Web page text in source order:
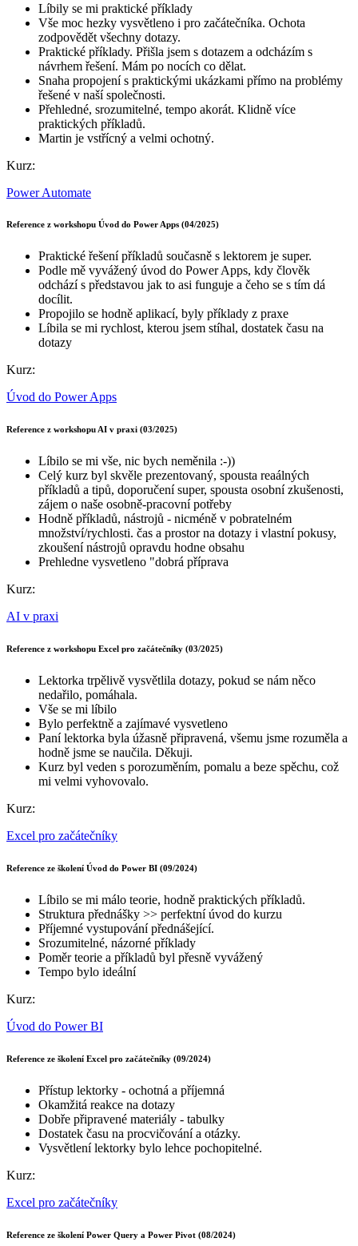
Líbily se mi praktické příklady
Vše moc hezky vysvětleno i pro začátečníka. Ochota
zodpovědět všechny dotazy.
Praktické příklady. Přišla jsem s dotazem a odcházím s
návrhem řešení. Mám po nocích co dělat.
Snaha propojení s praktickými ukázkami přímo na problémy
řešené v naší společnosti.
Přehledné, srozumitelné, tempo akorát. Klidně více
praktických příkladů.
Martin je vstřícný a velmi ochotný.
Kurz:
Power Automate
Reference z workshopu Úvod do Power Apps (04/2025)
Praktické řešení příkladů současně s lektorem je super.
Podle mě vyvážený úvod do Power Apps, kdy člověk
odchází s představou jak to asi funguje a čeho se s tím dá
docílit.
Propojilo se hodně aplikací, byly příklady z praxe
Líbila se mi rychlost, kterou jsem stíhal, dostatek času na
dotazy
Kurz:
Úvod do Power Apps
Reference z workshopu AI v praxi (03/2025)
Líbilo se mi vše, nic bych neměnila :-))
Celý kurz byl skvěle prezentovaný, spousta reaálných
příkladů a tipů, doporučení super, spousta osobní zkušenosti,
zájem o naše osobně-pracovní potřeby
Hodně příkladů, nástrojů - nicméně v pobratelném
množství/rychlosti. čas a prostor na dotazy i vlastní pokusy,
zkoušení nástrojů opravdu hodne obsahu
Prehledne vysvetleno "dobrá příprava
Kurz:
AI v praxi
Reference z workshopu Excel pro začátečníky (03/2025)
Lektorka trpělivě vysvětlila dotazy, pokud se nám něco
nedařilo, pomáhala.
Vše se mi líbilo
Bylo perfektně a zajímavé vysvetleno
Paní lektorka byla úžasně připravená, všemu jsme rozuměla a
hodně jsme se naučila. Děkuji.
Kurz byl veden s porozuměním, pomalu a beze spěchu, což
mi velmi vyhovovalo.
Kurz:
Excel pro začátečníky
Reference ze školení Úvod do Power BI (09/2024)
Líbilo se mi málo teorie, hodně praktických příkladů.
Struktura přednášky >> perfektní úvod do kurzu
Příjemné vystupování přednášející.
Srozumitelné, názorné příklady
Poměr teorie a příkladů byl přesně vyvážený
Tempo bylo ideální
Kurz:
Úvod do Power BI
Reference ze školení Excel pro začátečníky (09/2024)
Přístup lektorky - ochotná a příjemná
Okamžitá reakce na dotazy
Dobře připravené materiály - tabulky
Dostatek času na procvičování a otázky.
Vysvětlení lektorky bylo lehce pochopitelné.
Kurz:
Excel pro začátečníky
Reference ze školení Power Query a Power Pivot (08/2024)